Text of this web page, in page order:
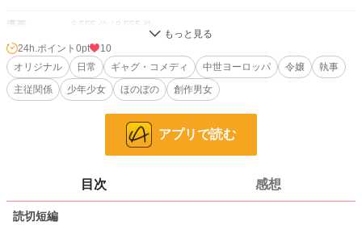
漫画 8,555 位 / 8,555 件
一般女性向け 2,539 位 / 2,539 件
お気に入り 17
2022.02.12 16:44
週間ポイント
24h.ポイント 0pt
10
オリジナル
日常 ギャグ・コメディ 中世ヨーロッパ 令嬢
執事
主従関係
少年少女 ほのぼの 創作男女
アプリで読む
目次 感想
読切短編